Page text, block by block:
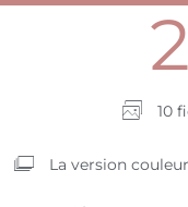
10
La version